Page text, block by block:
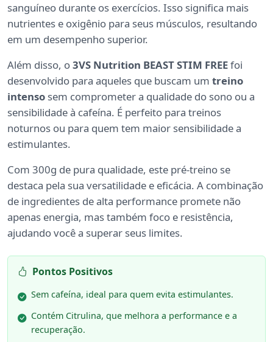
sanguíneo durante os exercícios. Isso significa mais
nutrientes e oxigênio para seus músculos, resultando
em um desempenho superior.
Além disso, o3VS Nutrition BEAST STIM FREEfoi
desenvolvido para aqueles que buscam um treino
intenso sem comprometer a qualidade do sono ou a
sensibilidade à cafeína. É perfeito para treinos
noturnos ou para quem tem maior sensibilidade a
estimulantes.
Com 300g de pura qualidade, este pré-treino se
destaca pela sua versatilidade e eficácia. A combinação
de ingredientes de alta performance promete não
apenas energia, mas também foco e resistência,
ajudando você a superar seus limites.
Pontos Positivos
Sem cafeína, ideal para quem evita estimulantes.
Contém Citrulina, que melhora a performance e a
recuperação.